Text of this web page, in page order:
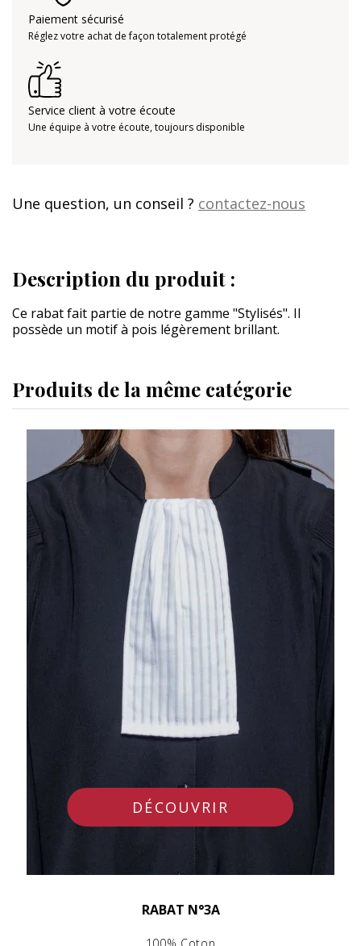
Paiement sécurisé
Réglez votre achat de façon totalement protégé
Service client à votre écoute
Une équipe à votre écoute, toujours disponible
Une question, un conseil ? contactez-nous
Description du produit :
Ce rabat fait partie de notre gamme "Stylisés". Il
possède un motif à pois légèrement brillant.
Produits de la même catégorie
DÉCOUVRIR
RABAT N°3A
100% Coton